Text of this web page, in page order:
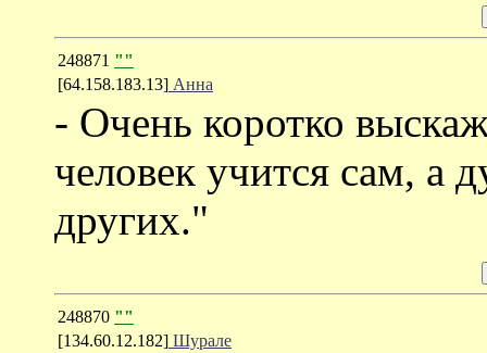
248871 ""
[64.158.183.13] Анна
- Очень коротко
человек учится сам, а
других."
248870 ""
[134.60.12.182] Шурале